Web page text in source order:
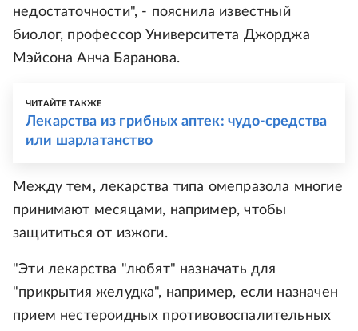
недостаточности", - пояснила известный
биолог, профессор Университета Джорджа
Мэйсона Анча Баранова.
ЧИТАЙТЕ ТАКЖЕ
Лекарства из грибных аптек: чудо-средства
или шарлатанство
Между тем, лекарства типа омепразола многие
принимают месяцами, например, чтобы
защититься от изжоги.
"Эти лекарства "любят" назначать для
"прикрытия желудка", например, если назначен
прием нестероидных противовоспалительных